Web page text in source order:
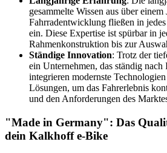
gesammelte Wissen aus über einem
Fahrradentwicklung fließen in
ein. Diese Expertise ist spürbar in
Rahmenkonstruktion bis zur
Ständige Innovation: Trotz der
ein Unternehmen, das ständig
integrieren modernste
Lösungen, um das Fahrerlebnis
und den Anforderungen des
"Made in Germany": Das
dein Kalkhoff e-Bike